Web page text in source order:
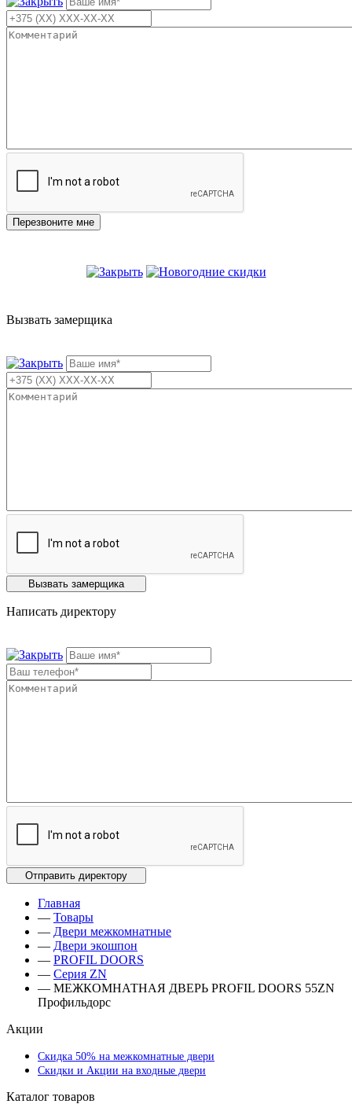
Вызвать замерщика
Написать директору
Главная
— Товары
— Двери межкомнатные
— Двери экошпон
— PROFIL DOORS
— Серия ZN
— МЕЖКОМНАТНАЯ ДВЕРЬ PROFIL DOORS 55ZN
Профильдорс
Акции
Скидка 50% на межкомнатные двери
Скидки и Акции на входные двери
Каталог товаров